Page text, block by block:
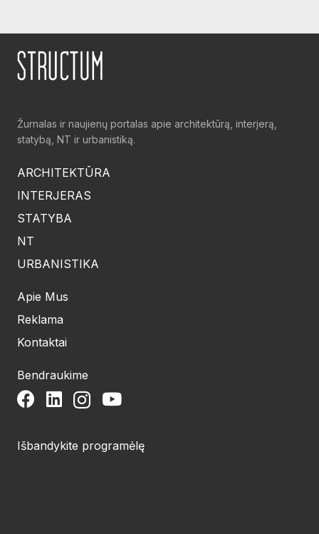
Žurnalas ir naujienų portalas apie architektūrą, interjerą,
statybą, NT ir urbanistiką.
ARCHITEKTŪRA
INTERJERAS
STATYBA
NT
URBANISTIKA
Apie Mus
Reklama
Kontaktai
Bendraukime
Išbandykite programėlę